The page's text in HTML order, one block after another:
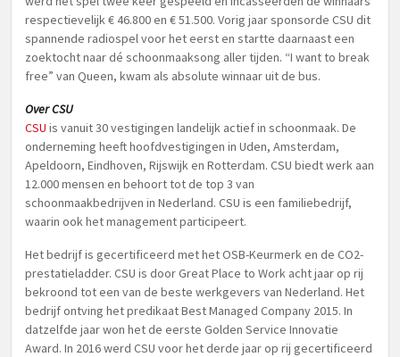
respectievelijk € 46.800 en € 51.500. Vorig jaar sponsorde CSU dit
spannende radiospel voor het eerst en startte daarnaast een
zoektocht naar dé schoonmaaksong aller tijden. “I want to break
free” van Queen, kwam als absolute winnaar uit de bus.
Over CSU
CSU is vanuit 30 vestigingen landelijk actief in schoonmaak. De
onderneming heeft hoofdvestigingen in Uden, Amsterdam,
Apeldoorn, Eindhoven, Rijswijk en Rotterdam. CSU biedt werk aan
12.000 mensen en behoort tot de top 3 van
schoonmaakbedrijven in Nederland. CSU is een familiebedrijf,
waarin ook het management participeert.
Het bedrijf is gecertificeerd met het OSB-Keurmerk en de CO2-
prestatieladder. CSU is door Great Place to Work acht jaar op rij
bekroond tot een van de beste werkgevers van Nederland. Het
bedrijf ontving het predikaat Best Managed Company 2015. In
datzelfde jaar won het de eerste Golden Service Innovatie
Award. In 2016 werd CSU voor het derde jaar op rij gecertificeerd